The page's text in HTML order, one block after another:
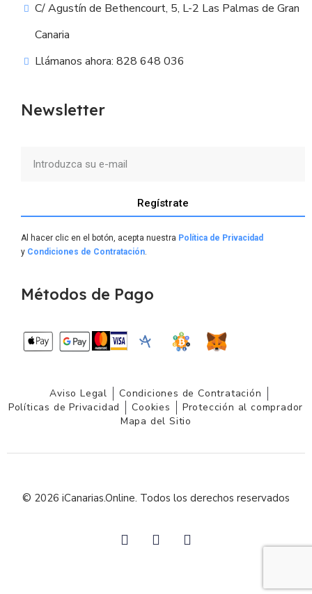
C/ Agustín de Bethencourt, 5, L-2 Las Palmas de Gran
Canaria
Llámanos ahora: 828 648 036
Newsletter
Regístrate
Al hacer clic en el botón, acepta nuestra Política de Privacidad
y Condiciones de Contratación.
Métodos de Pago
Aviso Legal
Condiciones de Contratación
Políticas de Privacidad
Cookies
Protección al comprador
Mapa del Sitio
© 2026 iCanarias.Online. Todos los derechos reservados